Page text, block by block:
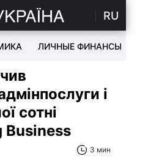
RU
ЛИЧНЫЕ ФИНАНСЫ
і
сотні
Business
3 мин